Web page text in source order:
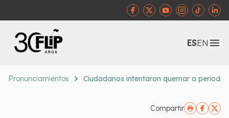
ESEN
Pronunciamientos Ciudadanos intentaron quemar a
Compartir